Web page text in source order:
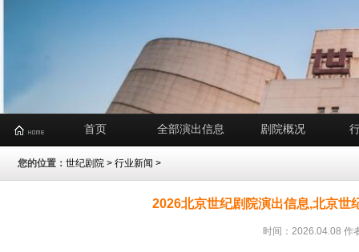
首页 全部演出信息 剧院概况
您的位置： 世纪剧院 > 行业新闻 >
2026北京世纪剧院演出信息,北京世
时间：2026.04.08 作